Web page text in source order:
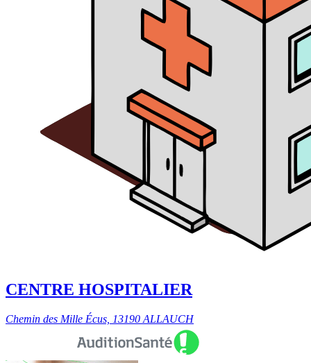
CENTRE HOSPITALIER
Chemin des Mille Écus, 13190 ALLAUCH